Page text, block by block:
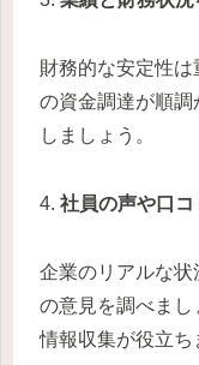
財務的な安定性
の資金調達が順
しましょう。
4. 社員の声や口コ
企業のリアルな状
の意見を調べま
情報収集が役立ち